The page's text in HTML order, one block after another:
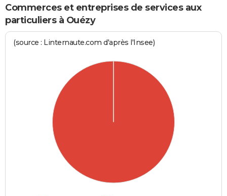
Commerces et entreprises de services aux
particuliers à Ouézy
(source : Linternaute.com d'après l'Insee)